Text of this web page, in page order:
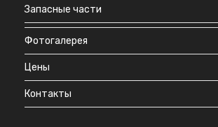
Запасные части
Фотогалерея
Цены
Контакты